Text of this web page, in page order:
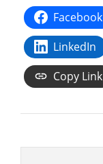
Facebook
LinkedIn
Copy Link